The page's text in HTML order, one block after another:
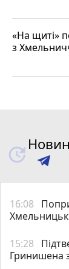
«На щиті»
з
16:08
15:28
Гринишена